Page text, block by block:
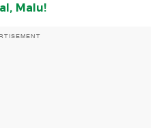
Malu!